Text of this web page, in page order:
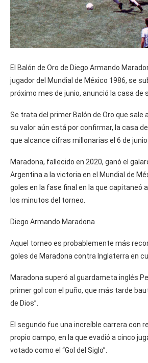
El Balón de Oro de Diego Armando
jugador del Mundial de México 1986, se
próximo mes de junio, anunció la casa de
Se trata del primer Balón de Oro que sale
su valor aún está por confirmar, la casa
que alcance cifras millonarias el 6 de junio.
Maradona, fallecido en 2020, ganó el
Argentina a la victoria en el Mundial de
goles en la fase final en la que capitaneó
los minutos del torneo.
Diego Armando Maradona
Aquel torneo es probablemente más
goles de Maradona contra Inglaterra en
Maradona superó al guardameta inglés
primer gol con el puño, que más tarde
de Dios”.
El segundo fue una increíble carrera con
propio campo, en la que evadió a cinco
votado como el “Gol del Siglo”.